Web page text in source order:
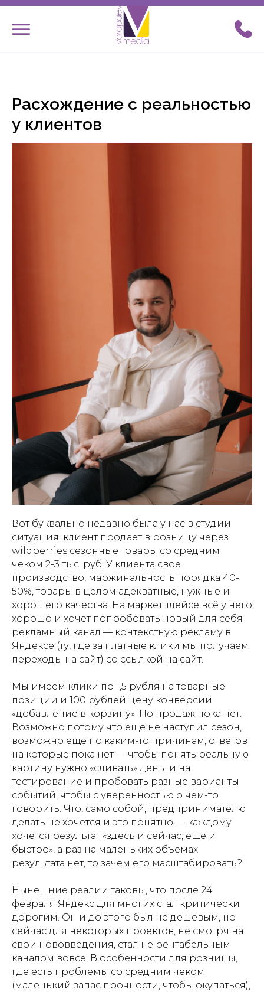
Расхождение с реальностью
у клиентов
Вот буквально недавно была у нас в студии
ситуация: клиент продает в розницу через
wildberries сезонные товары со средним
чеком 2-3 тыс. руб. У клиента свое
производство, маржинальность порядка 40-
50%, товары в целом адекватные, нужные и
хорошего качества. На маркетплейсе всё у него
хорошо и хочет попробовать новый для себя
рекламный канал — контекстную рекламу в
Яндексе (ту, где за платные клики мы получаем
переходы на сайт) со ссылкой на сайт.
Мы имеем клики по 1,5 рубля на товарные
позиции и 100 рублей цену конверсии
«добавление в корзину». Но продаж пока нет.
Возможно потому что еще не наступил сезон,
возможно еще по каким-то причинам, ответов
на которые пока нет — чтобы понять реальную
картину нужно «сливать» деньги на
тестирование и пробовать разные варианты
событий, чтобы с уверенностью о чем-то
говорить. Что, само собой, предпринимателю
делать не хочется и это понятно — каждому
хочется результат «здесь и сейчас, еще и
быстро», а раз на маленьких объемах
результата нет, то зачем его масштабировать?
Нынешние реалии таковы, что после 24
февраля Яндекс для многих стал критически
дорогим. Он и до этого был не дешевым, но
сейчас для некоторых проектов, не смотря на
свои нововведения, стал не рентабельным
каналом вовсе. В особенности для розницы,
где есть проблемы со средним чеком
(маленький запас прочности, чтобы окупаться),